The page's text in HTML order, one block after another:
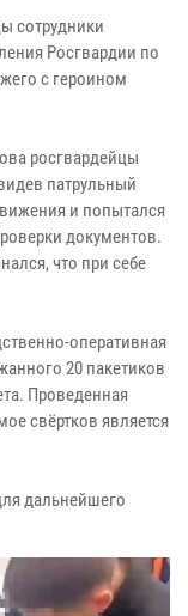
сотрудники
Росгвардии по
с героином
росгвардейцы
патрульный
и попытался
документов.
что при себе
оперативная
20 пакетиков
Проведенная
свёртков является
дальнейшего